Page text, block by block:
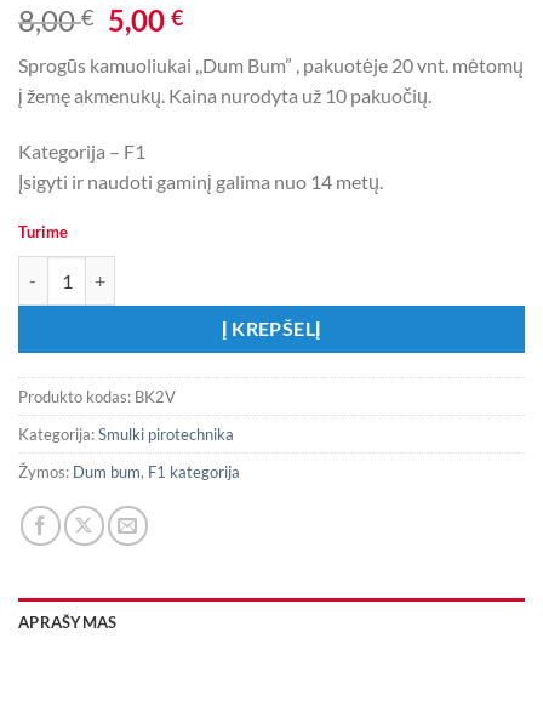
8,00€ Original
price
was:
8,00 €.
5,00€Current
is:
5,00 €.
Sprogūs kamuoliukai ,,Dum Bum” , pakuotėje 20 vnt. mėtomų
į žemę akmenukų. Kaina nurodyta už 10 pakuočių.
Kategorija – F1
Įsigyti ir naudoti gaminį galima nuo 14 metų.
Turime
Į KREPŠELĮ
Produkto kodas: BK2V
Kategorija:Smulki pirotechnika
Žymos: Dum bum, F1 kategorija
APRAŠYMAS